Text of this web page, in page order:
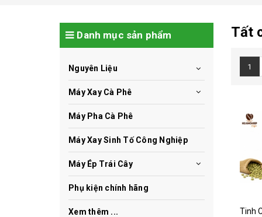
Tất
1
Danh mục sản phẩm
Nguyên Liệu
Máy Xay Cà Phê
Máy Pha Cà Phê
Máy Xay Sinh Tố Công Nghiệp
Máy Ép Trái Cây
Phụ kiện chính hãng
Xem thêm ...